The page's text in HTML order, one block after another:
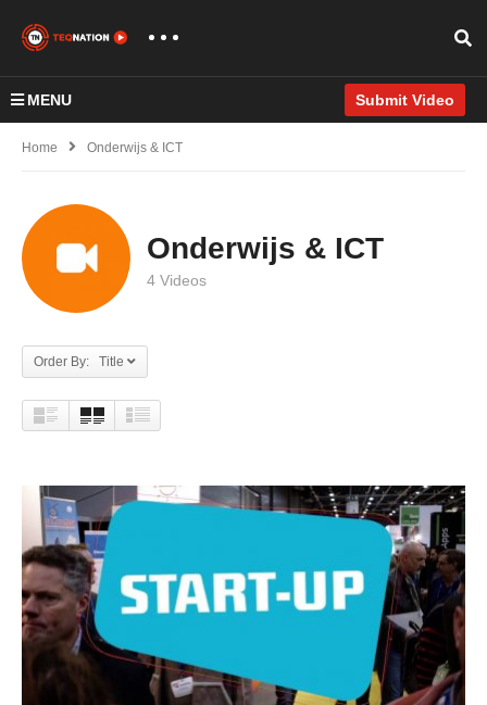
MENU Submit Video
Home Onderwijs & ICT
Onderwijs & ICT
4 Videos
Order By: Title